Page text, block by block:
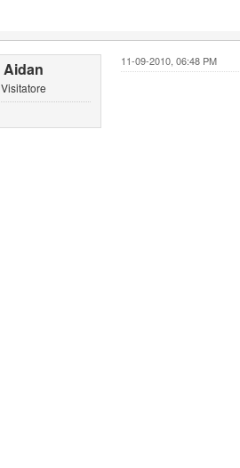
Aidan
Visitatore
11-09-2010, 06:48 PM